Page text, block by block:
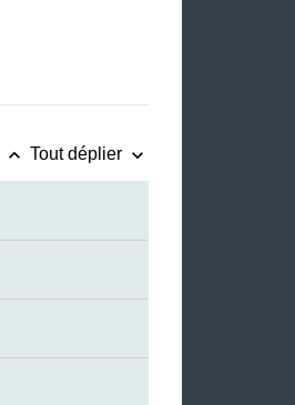
keyboard_arrow_up Tout déplier keyboard_arrow_down